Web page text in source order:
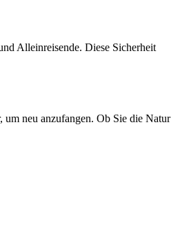
Alleinreisende. Diese Sicherheit
um neu anzufangen. Ob Sie die Natur